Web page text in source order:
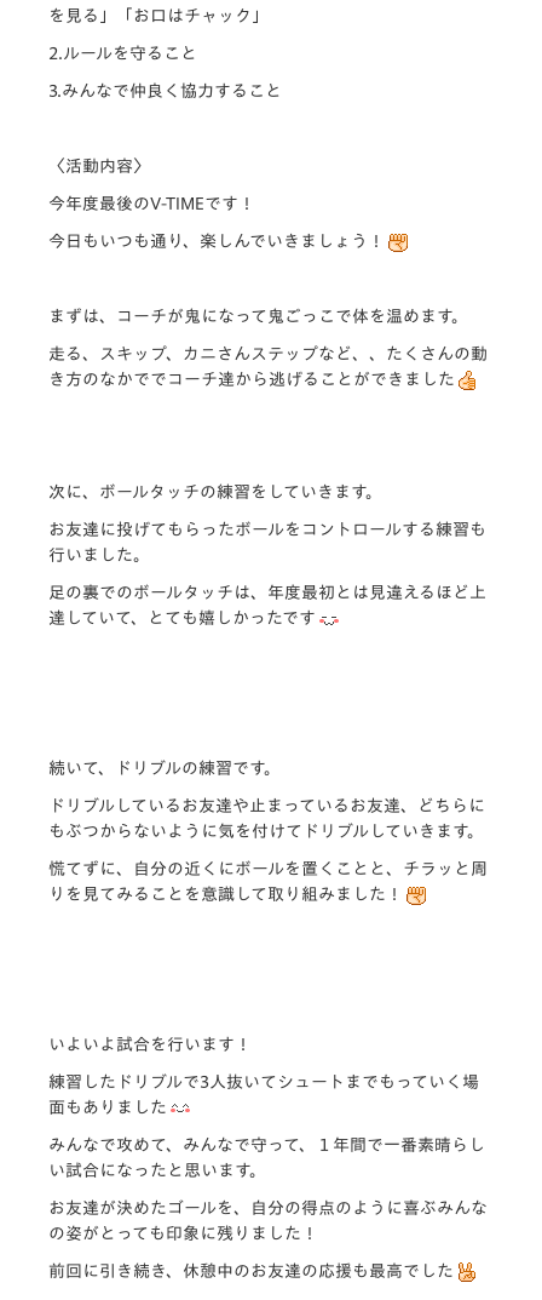
を見る」「お口はチャック」
2.ルールを守ること
3.みんなで仲良く協力すること
〈活動内容〉
今年度最後のV-TIMEです！
今日もいつも通り、楽しんでいきましょう！
まずは、コーチが鬼になって鬼ごっこで体を温めます。
走る、スキップ、カニさんステップなど、、たくさんの動
き方のなかででコーチ達から逃げることができました
次に、ボールタッチの練習をしていきます。
お友達に投げてもらったボールをコントロールする練習も
行いました。
足の裏でのボールタッチは、年度最初とは見違えるほど上
達していて、とても嬉しかったです
続いて、ドリブルの練習です。
ドリブルしているお友達や止まっているお友達、どちらに
もぶつからないように気を付けてドリブルしていきます。
慌てずに、自分の近くにボールを置くことと、チラッと周
りを見てみるこ とを意識して取り組みました！
いよいよ試合を行います！
練習したドリブルで3人抜いてシュートまでもっていく場
面もありました
みんなで攻めて、みんなで守って、１年間で一番素晴らし
い試合になったと思います。
お友達が決めたゴールを、自分の得点のように喜ぶみんな
の姿がとっても印象に残りました！
前回に引き続き、休憩中のお友達の応援も最高でした